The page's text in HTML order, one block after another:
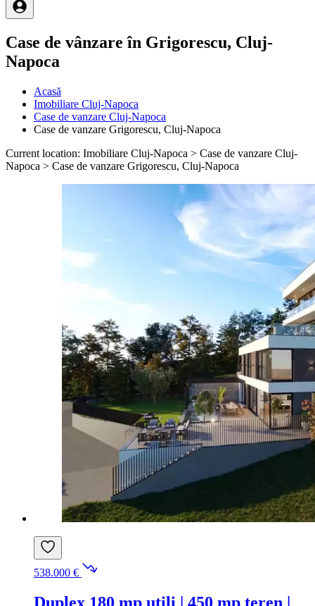
Case de vânzare în Grigorescu, Cluj-
Napoca
Acasă
Imobiliare Cluj-Napoca
Case de vanzare Cluj-Napoca
Case de vanzare Grigorescu, Cluj-Napoca
Current location: Imobiliare Cluj-Napoca > Case de vanzare Cluj-
Napoca > Case de vanzare Grigorescu, Cluj-Napoca
538.000 €
Duplex 180 mp utili | 450 mp teren |